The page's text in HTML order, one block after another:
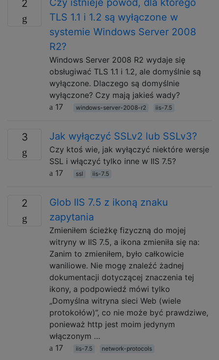
2
Czy istnieje powód, dla którego
TLS 1.1 i 1.2 są wyłączone w
systemie Windows Server 2008
R2?
Windows Server 2008 R2 wydaje się
obsługiwać TLS 1.1 i 1.2, ale domyślnie są
wyłączone. Dlaczego są domyślnie
wyłączone? Czy mają jakieś wady?
17
windows-server-2008-r2 iis-7.5
3 Jak wyłączyć SSLv2 lub SSLv3?
Czy ktoś wie, jak wyłączyć niektóre wersje
SSL i włączyć tylko inne w IIS 7.5?
17
ssl iis-7.5
2
Glob IIS 7.5 z ikoną znaku
zapytania
Zmieniłem ścieżkę fizyczną do mojej
witryny w IIS 7.5, a ikona zmieniła się na:
Zanim to zmieniłem, było całkowicie
waniliowe. Nie mogę znaleźć żadnej
dokumentacji dotyczącej znaczenia tej
ikony, a podpowiedź mówi tylko
„Domyślna witryna sieci Web (wiele
protokołów)”, co nie może być prawdziwe,
ponieważ http jest moim jedynym
włączonym …
17
iis-7.5 network-protocols